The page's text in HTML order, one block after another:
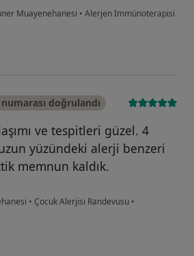
Muayenehanesi • Alerjen Immünoterapisi
es...
doğrulandı
ve tespitleri güzel. 4
yüzündeki alerji benzeri
memnun kaldık.
• Çocuk Alerjisi Randevusu •